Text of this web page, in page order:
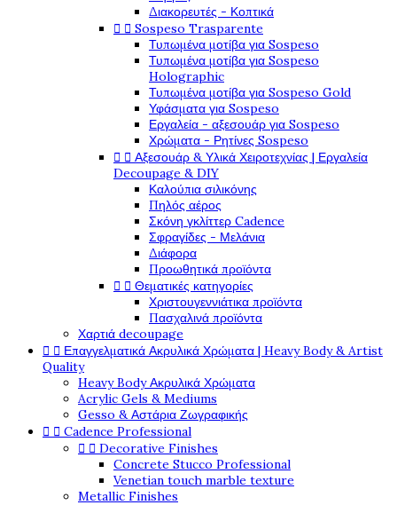
Διακορευτές - Κοπτικά
  Sospeso Trasparente
Τυπωμένα μοτίβα για Sospeso
Τυπωμένα μοτίβα για Sospeso
Holographic
Τυπωμένα μοτίβα για Sospeso Gold
Υφάσματα για Sospeso
Εργαλεία - αξεσουάρ για Sospeso
Χρώματα - Ρητίνες Sospeso
  Αξεσουάρ & Υλικά Χειροτεχνίας | Εργαλεία
Decoupage & DIY
Καλούπια σιλικόνης
Πηλός αέρος
Σκόνη γκλίττερ Cadence
Σφραγίδες - Μελάνια
Διάφορα
Προωθητικά προϊόντα
  Θεματικές κατηγορίες
Χριστουγεννιάτικα προϊόντα
Πασχαλινά προϊόντα
Χαρτιά decoupage
  Επαγγελματικά Ακρυλικά Χρώματα | Heavy Body & Artist
Quality
Heavy Body Ακρυλικά Χρώματα
Acrylic Gels & Mediums
Gesso & Αστάρια Ζωγραφικής
  Cadence Professional
  Decorative Finishes
Concrete Stucco Professional
Venetian touch marble texture
Metallic Finishes